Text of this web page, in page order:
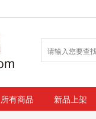
所有商品 新品上架